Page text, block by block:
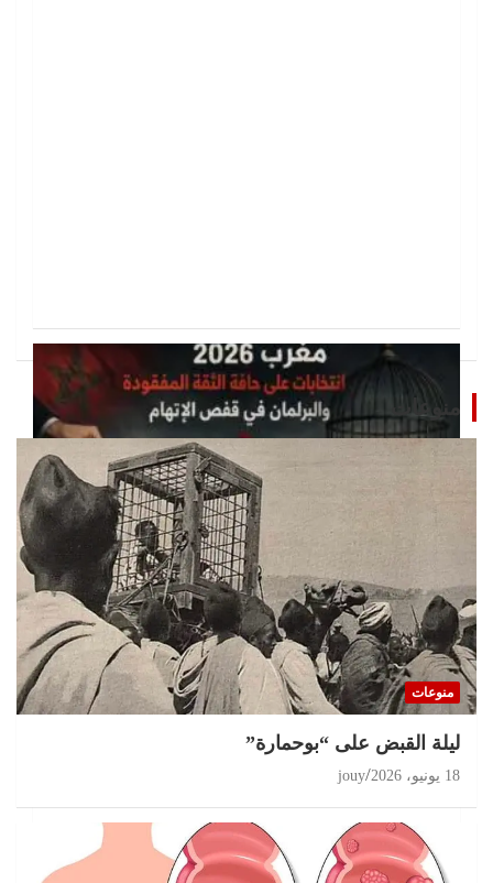
تحقيقات
مغرب 2026 انتخابات على حافة الثقة المفقودة و
البرلمان في قفص الإتهام
jouy
منوعات
منوعات
ليلة القبض على “بوحمارة”
18 يونيو، 2026 jouy